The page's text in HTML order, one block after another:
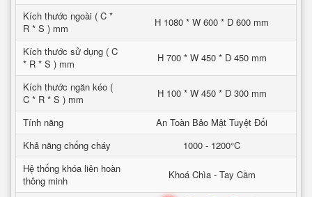
Kích thước ngoài ( C *
R * S ) mm
H 1080 * W 600 * D 600 mm
Kích thước sử dụng ( C
* R * S ) mm
H 700 * W 450 * D 450 mm
Kích thước ngăn kéo (
C * R * S ) mm
H 100 * W 450 * D 300 mm
Tính năng
An Toàn Bảo Mật Tuyệt Đối
Khả năng chống cháy
1000 - 1200°C
Hệ thống khóa liên hoàn
thông minh
Khoá Chìa - Tay Cầm